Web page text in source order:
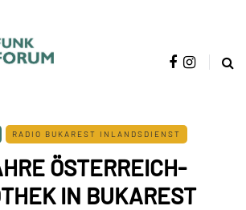
RADIO BUKAREST INLANDSDIENST
ÖSTERREICH-
IN BUKAREST